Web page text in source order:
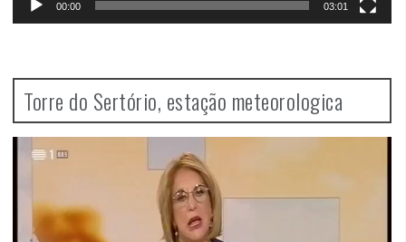
00:00 03:01
Torre do Sertório, estação meteorologica
Player